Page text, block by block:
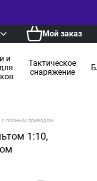
Мой заказ
и
Тактическое
снаряжение
с полным приводом
1:10,